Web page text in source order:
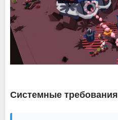
Системные требования